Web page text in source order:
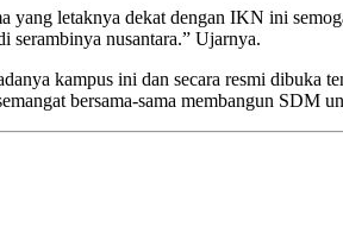
yang letaknya dekat dengan IKN ini
serambinya nusantara.” Ujarnya.
kampus ini dan secara resmi dibuka
bersama-sama membangun SDM